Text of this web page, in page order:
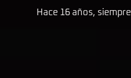
Hace 16 años, siempre